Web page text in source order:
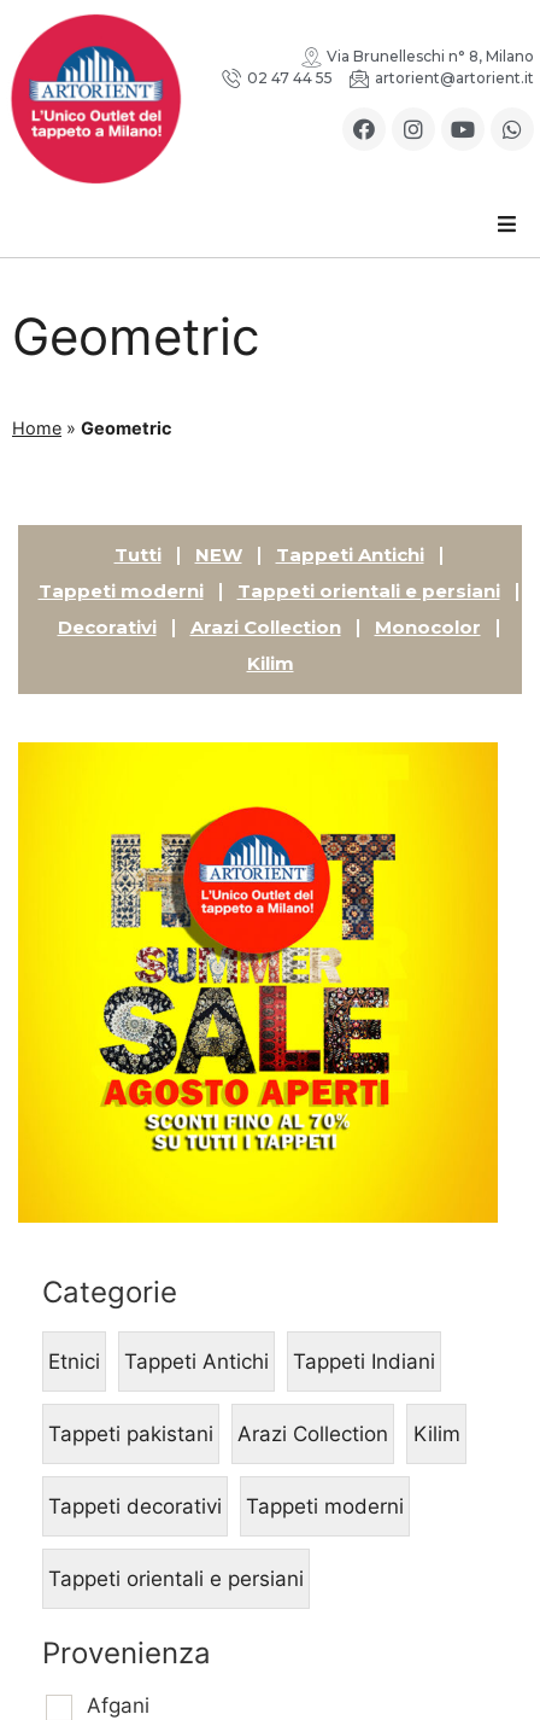
Via Brunelleschi n° 8, Milano
02 47 44 55
artorient@artorient.it
Geometric
Home » Geometric
Tutti NEW
Tappeti Antichi
Tappeti moderni
Tappeti orientali e persiani
Decorativi
Arazi Collection
Monocolor
Kilim
Categorie
Etnici Tappeti Antichi Tappeti Indiani
Tappeti pakistani Arazi Collection Kilim
Tappeti decorativi Tappeti moderni
Tappeti orientali e persiani
Provenienza
Afgani